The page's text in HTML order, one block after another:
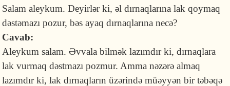
Salam aleykum. Deyirlər ki, əl dırnaqlarına lak qoymaq
dəstəmazı pozur, bəs ayaq dırnaqlarına necə?
Cavab:
Aleykum salam. Əvvala bilmək lazımdır ki, dırnaqlara
lak vurmaq dəstmazı pozmur. Amma nəzərə almaq
lazımdır ki, lak dırnaqların üzərində müəyyən bir təbəqə